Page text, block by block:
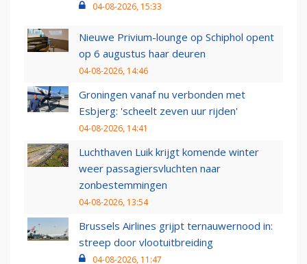
04-08-2026, 15:33
Nieuwe Privium-lounge op Schiphol opent
op 6 augustus haar deuren
04-08-2026, 14:46
Groningen vanaf nu verbonden met
Esbjerg: 'scheelt zeven uur rijden'
04-08-2026, 14:41
Luchthaven Luik krijgt komende winter
weer passagiersvluchten naar
zonbestemmingen
04-08-2026, 13:54
Brussels Airlines grijpt ternauwernood in:
streep door vlootuitbreiding
04-08-2026, 11:47